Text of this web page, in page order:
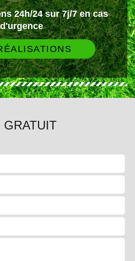
24h/24 sur 7j/7 en cas
d'urgence
GRATUIT